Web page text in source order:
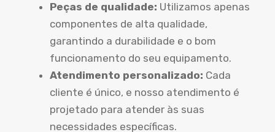
Peças de qualidade: Utilizamos apenas
componentes de alta qualidade,
garantindo a durabilidade e o bom
funcionamento do seu equipamento.
Atendimento personalizado: Cada
cliente é único, e nosso atendimento é
projetado para atender às suas
necessidades específicas.